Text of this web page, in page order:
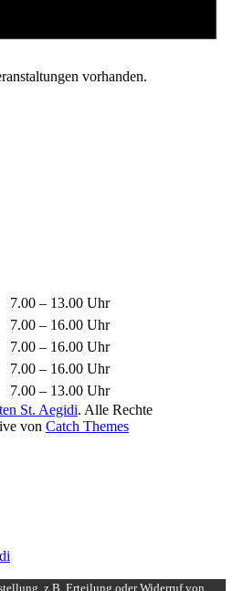
vorhanden.
7.00 – 13.00 Uhr
7.00 – 16.00 Uhr
7.00 – 16.00 Uhr
7.00 – 16.00 Uhr
7.00 – 13.00 Uhr
St. Aegidi. Alle Rechte
von Catch Themes
z.B. Erteilung oder Widerruf von